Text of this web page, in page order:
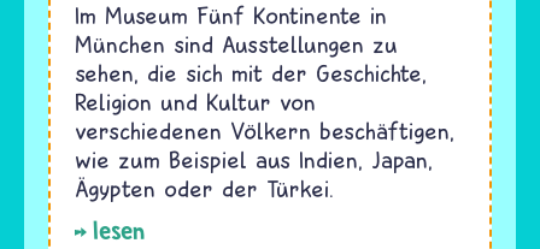
Im Museum Fünf Kontinente in
München sind Ausstellungen zu
sehen, die sich mit der Geschichte,
Religion und Kultur von
verschiedenen Völkern beschäftigen,
wie zum Beispiel aus Indien, Japan,
Ägypten oder der Türkei.
lesen